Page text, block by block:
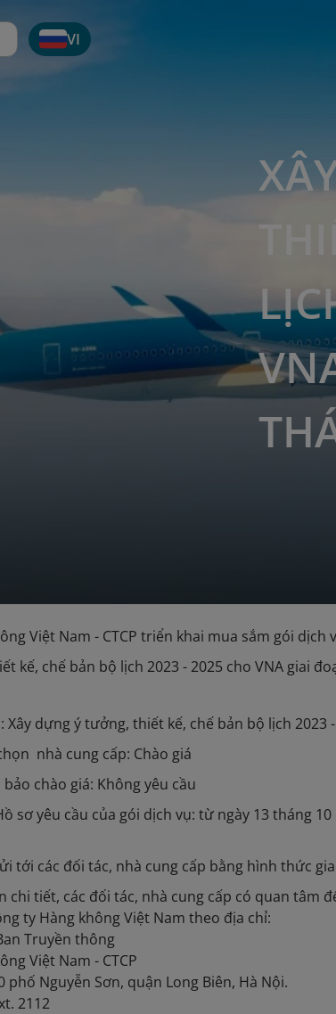
VI
Việt Nam - CTCP triển khai mua sắm gói dịch
kế, chế bản bộ lịch 2023 - 2025 cho VNA giai
Xây dựng ý tưởng, thiết kế, chế bản bộ lịch 2023
nhà cung cấp: Chào giá
chào giá: Không yêu cầu
sơ yêu cầu của gói dịch vụ: từ ngày 13 tháng
tới các đối tác, nhà cung cấp bằng hình thức
tiết, các đối tác, nhà cung cấp có quan tâm
ty Hàng không Việt Nam theo địa chỉ:
Truyền thông
Việt Nam - CTCP
phố Nguyễn Sơn, quận Long Biên, Hà Nội.
2112